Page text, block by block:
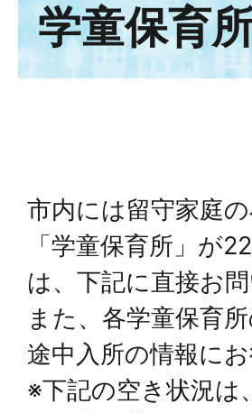
学童保育
市内には留守家庭
「学童保育所」が
は、下記に直接お
また、各学童保育
途中入所の情報に
※下記の空き状況は